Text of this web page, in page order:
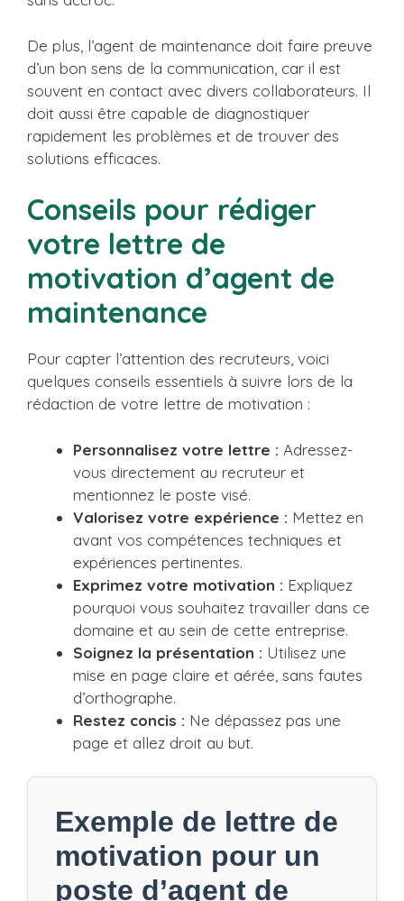
De plus, l’agent de maintenance doit faire preuve
d’un bon sens de la communication, car il est
souvent en contact avec divers collaborateurs. Il
doit aussi être capable de diagnostiquer
rapidement les problèmes et de trouver des
solutions efficaces.
Conseils pour rédiger
votre lettre de
motivation d’agent de
maintenance
Pour capter l’attention des recruteurs, voici
quelques conseils essentiels à suivre lors de la
rédaction de votre lettre de motivation :
Personnalisez votre lettre : Adressez-
vous directement au recruteur et
mentionnez le poste visé.
Valorisez votre expérience : Mettez en
avant vos compétences techniques et
expériences pertinentes.
Exprimez votre motivation : Expliquez
pourquoi vous souhaitez travailler dans ce
domaine et au sein de cette entreprise.
Soignez la présentation : Utilisez une
mise en page claire et aérée, sans fautes
d’orthographe.
Restez concis : Ne dépassez pas une
page et allez droit au but.
Exemple de lettre de
motivation pour un
poste d’agent de